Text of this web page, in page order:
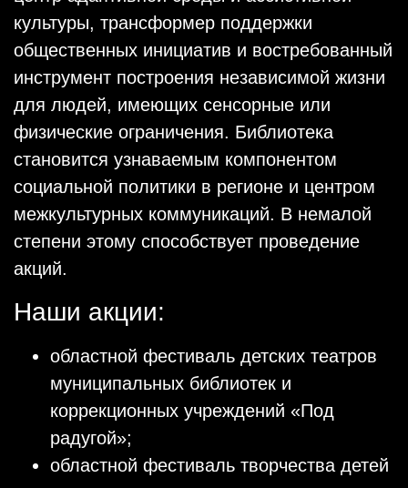
культуры, трансформер поддержки
общественных инициатив и востребованный
инструмент построения независимой жизни
для людей, имеющих сенсорные или
физические ограничения. Библиотека
становится узнаваемым компонентом
социальной политики в регионе и центром
межкультурных коммуникаций. В немалой
степени этому способствует проведение
акций.
Наши акции:
областной фестиваль детских театров
муниципальных библиотек и
коррекционных учреждений «Под
радугой»;
областной фестиваль творчества детей